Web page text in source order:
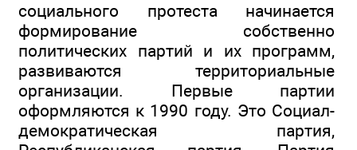
социального протеста начинается
формирование собственно
политических партий и их программ,
развиваются территориальные
организации. Первые партии
оформляются к 1990 году. Это Социал-
демократическая партия,